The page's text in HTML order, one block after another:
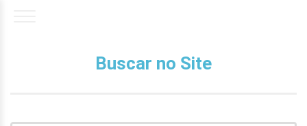
Buscar no Site